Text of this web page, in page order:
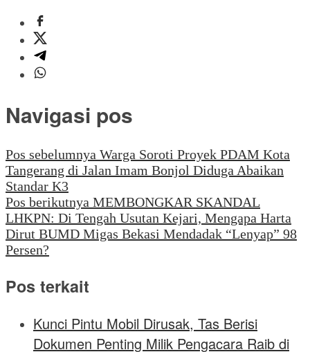
Navigasi pos
Pos sebelumnya Warga Soroti Proyek PDAM Kota
Tangerang di Jalan Imam Bonjol Diduga Abaikan
Standar K3
Pos berikutnya MEMBONGKAR SKANDAL
LHKPN: Di Tengah Usutan Kejari, Mengapa Harta
Dirut BUMD Migas Bekasi Mendadak “Lenyap” 98
Persen?
Pos terkait
Kunci Pintu Mobil Dirusak, Tas Berisi
Dokumen Penting Milik Pengacara Raib di